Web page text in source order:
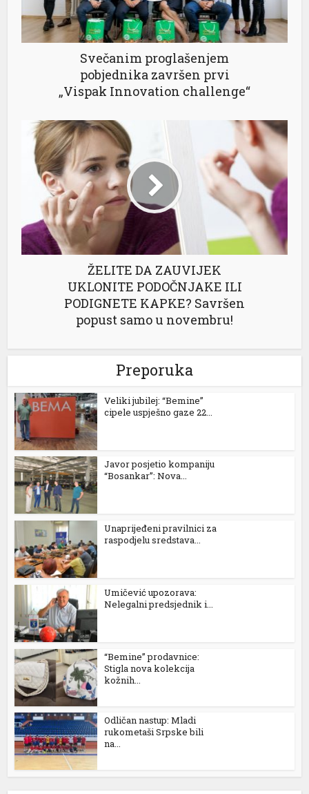
Svečanim proglašenjem
pobjednika završen prvi
„Vispak Innovation challenge“
ŽELITE DA ZAUVIJEK
UKLONITE PODOČNJAKE ILI
PODIGNETE KAPKE? Savršen
popust samo u novembru!
Preporuka
Veliki jubilej: “Bemine”
cipele uspješno gaze 22...
Javor posjetio kompaniju
“Bosankar”: Nova...
Unaprijeđeni pravilnici za
raspodjelu sredstava...
Umičević upozorava:
Nelegalni predsjednik i...
“Bemine” prodavnice:
Stigla nova kolekcija
kožnih...
Odličan nastup: Mladi
rukometaši Srpske bili
na...